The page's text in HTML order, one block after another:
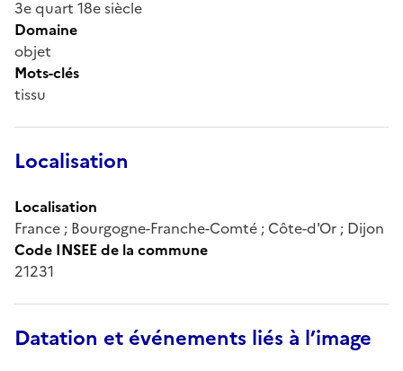
3e quart 18e siècle
Domaine
objet
Mots-clés
tissu
Localisation
Localisation
France ; Bourgogne-Franche-Comté ; Côte-d'Or ; Dijon
Code INSEE de la commune
21231
Datation et événements liés à l’image